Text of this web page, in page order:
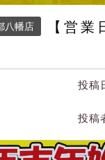
八幡店
【営業
投稿
投稿